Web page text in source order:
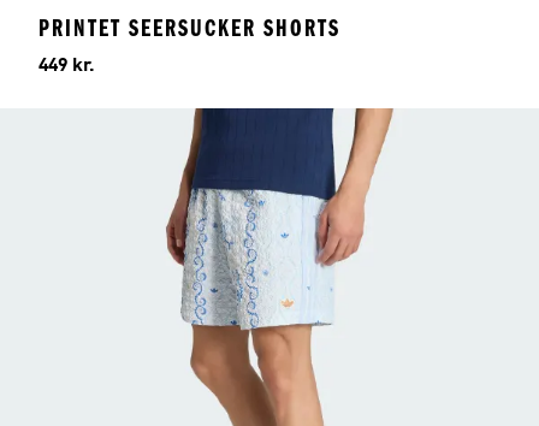
PRINTET SEERSUCKER SHORTS
Pris
449 kr.